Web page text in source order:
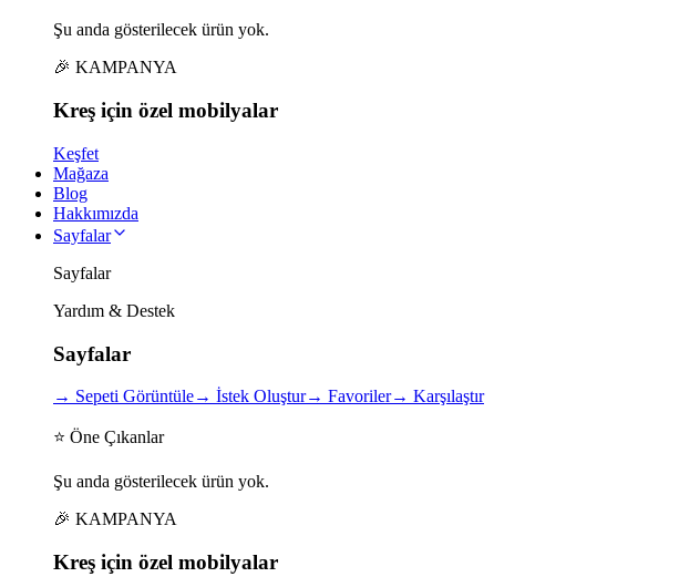
Şu anda gösterilecek ürün yok.
🎉 KAMPANYA
Kreş için özel mobilyalar
Keşfet
Mağaza
Blog
Hakkımızda
Sayfalar
Sayfalar
Yardım & Destek
Sayfalar
→ Sepeti Görüntüle→ İstek Oluştur→ Favoriler→ Karşılaştır
⭐ Öne Çıkanlar
Şu anda gösterilecek ürün yok.
🎉 KAMPANYA
Kreş için özel mobilyalar